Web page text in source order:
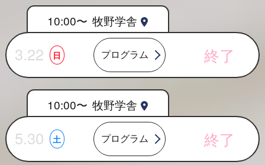
3.22 日
10:00〜 牧野学舎
プログラム 終了
5.30 土
10:00〜 牧野学舎
プログラム 終了